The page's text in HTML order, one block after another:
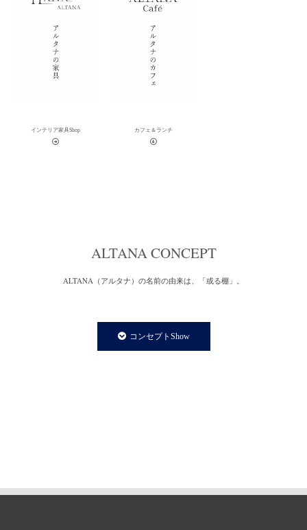
インテリア家具Shop カフェ＆ランチ
ALTANA CONCEPT
ALTANA（アルタナ）の名前の由来は、「或る棚」。
家での時間は、より快適で満足度の高い暮らしであることが
私たちの永遠のテーマであり、願いです。
コンセプトShow